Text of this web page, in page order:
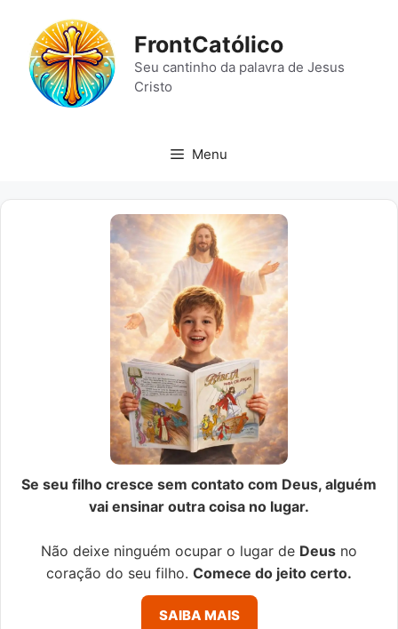
conteúdo
FrontCatólico
Seu cantinho da palavra de Jesus
Cristo
Menu
Se seu filho cresce sem contato com Deus, alguém
vai ensinar outra coisa no lugar.
Não deixe ninguém ocupar o lugar de Deus no
coração do seu filho. Comece do jeito certo.
SAIBA MAIS